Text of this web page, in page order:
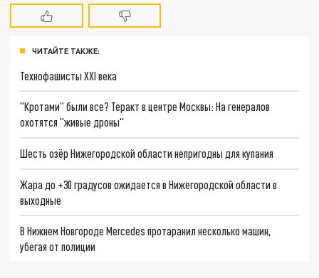
ЧИТАЙТЕ ТАКЖЕ:
Технофашисты XXI века
"Кротами" были все? Теракт в центре Москвы: На генералов
охотятся "живые дроны"
Шесть озёр Нижегородской области непригодны для купания
Жара до +30 градусов ожидается в Нижегородской области в
выходные
В Нижнем Новгороде Mercedes протаранил несколько машин,
убегая от полиции